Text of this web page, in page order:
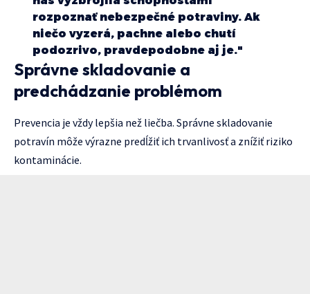
rozpoznať nebezpečné potraviny. Ak
niečo vyzerá, pachne alebo chutí
podozrivo, pravdepodobne aj je."
Správne skladovanie a
predchádzanie problémom
Prevencia je vždy lepšia než liečba. Správne skladovanie
potravín môže výrazne predĺžiť ich trvanlivosť a znížiť riziko
kontaminácie.